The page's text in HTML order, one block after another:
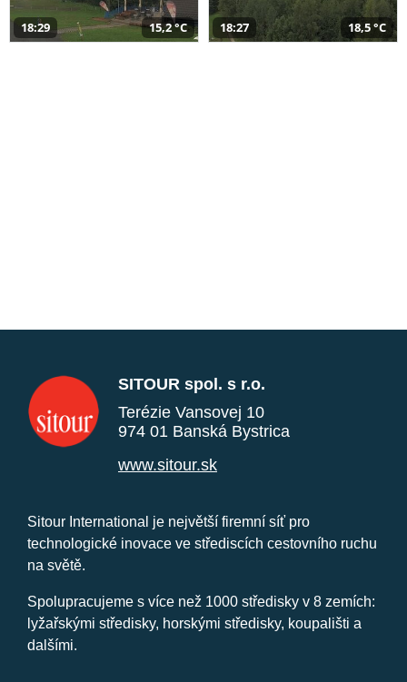
18:29 15,2 °C 18:27 18,5 °C
SITOUR spol. s r.o.
Terézie Vansovej 10
974 01 Banská Bystrica
www.sitour.sk
Sitour International je největší firemní síť pro
technologické inovace ve střediscích cestovního ruchu
na světě.
Spolupracujeme s více než 1000 středisky v 8 zemích:
lyžařskými středisky, horskými středisky, koupališti a
dalšími.